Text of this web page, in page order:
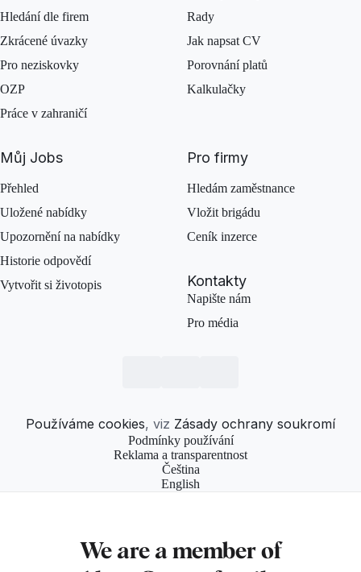
Hledání dle firem
Zkrácené úvazky
Pro neziskovky
OZP
Práce v zahraničí
Rady
Jak napsat CV
Porovnání platů
Kalkulačky
Můj Jobs
Přehled
Uložené nabídky
Upozornění na nabídky
Historie odpovědí
Vytvořit si životopis
Pro firmy
Hledám zaměstnance
Vložit brigádu
Ceník inzerce
Kontakty
Napište nám
Pro média
Používáme cookies, viz Zásady ochrany soukromí
Podmínky používání
Reklama a transparentnost
Čeština
English
We are a member of